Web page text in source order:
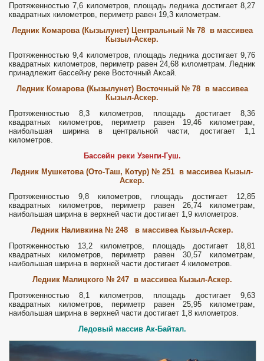
Протяженностью 7,6 километров, площадь ледника достигает 8,27
квадратных километров, периметр равен 19,3 километрам.
Ледник Комарова (Кызылунет) Центральный № 78 в массивеа
Кызыл-Аскер.
Протяженностью 9,4 километров, площадь ледника достигает 9,76
квадратных километров, периметр равен 24,68 километрам. Ледник
принадлежит бассейну реке Восточный Аксай.
Ледник Комарова (Кызылунет) Восточный № 78 в массивеа
Кызыл-Аскер.
Протяженностью 8,3 километров, площадь достигает 8,36
квадратных километров, периметр равен 19,46 километрам,
наибольшая ширина в центральной части, достигает 1,1
километров.
Бассейн реки Узенги-Гуш.
Ледник Мушкетова (Ото-Таш, Котур) № 251 в массивеа Кызыл-
Аскер.
Протяженностью 9,8 километров, площадь достигает 12,85
квадратных километров, периметр равен 26,74 километрам,
наибольшая ширина в верхней части достигает 1,9 километров.
Ледник Наливкина № 248 в массивеа Кызыл-Аскер.
Протяженностью 13,2 километров, площадь достигает 18,81
квадратных километров, периметр равен 30,57 километрам,
наибольшая ширина в верхней части достигает 4 километров.
Ледник Малицкого № 247 в массивеа Кызыл-Аскер.
Протяженностью 8,1 километров, площадь достигает 9,63
квадратных километров, периметр равен 25,95 километрам,
наибольшая ширина в верхней части достигает 1,8 километров.
Ледовый массив Ак-Байтал.